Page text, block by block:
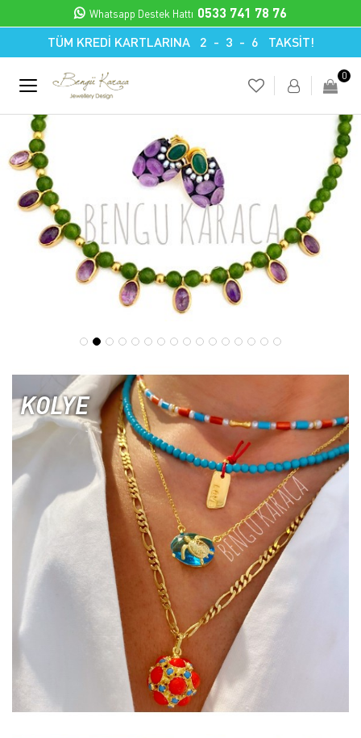
TÜM KREDİ KARTLARINA 2 - 3 - 6 TAKSİT!
Whatsapp Destek Hattı 0533 741 78 76
0
KOLYE